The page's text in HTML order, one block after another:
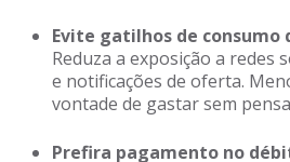
Evite gatilhos de consumo
Reduza a exposição a redes
e notificações de oferta.
vontade de gastar sem
Prefira pagamento no